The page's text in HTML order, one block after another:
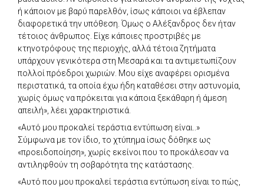
ή κάποιον με βαρύ παρελθόν, ίσως κάποιοι να έβλεπαν
διαφορετικά την υπόθεση. Όμως ο Αλέξανδρος δεν ήταν
τέτοιος άνθρωπος. Είχε κάποιες προστριβές με
κτηνοτρόφους της περιοχής, αλλά τέτοια ζητήματα
υπάρχουν γενικότερα στη Μεσαρά και τα αντιμετωπίζουν
πολλοί πρόεδροι χωριών. Μου είχε αναφέρει ορισμένα
περιστατικά, τα οποία έχω ήδη καταθέσει στην αστυνομία,
χωρίς όμως να πρόκειται για κάποια ξεκάθαρη ή άμεση
απειλή», λέει χαρακτηριστικά.
«Αυτό μου προκαλεί τεράστια εντύπωση είναι..»
Σύμφωνα με τον ίδιο, το χτύπημα ίσως δόθηκε ως
«προειδοποίηση», χωρίς εκείνοι που το προκάλεσαν να
αντιληφθούν τη σοβαρότητα της κατάστασης.
«Αυτό που μου προκαλεί τεράστια εντύπωση είναι το πώς,